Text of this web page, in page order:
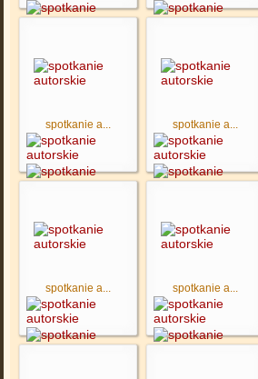
spotkanie a... spotkanie a...
spotkanie a... spotkanie a...